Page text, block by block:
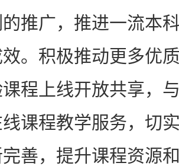
推广，推进一流本
。积极推动更多优
程上线开放共享，
课程教学服务，切
善，提升课程资源